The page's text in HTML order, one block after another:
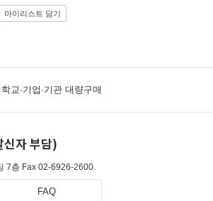
마이리스트 담기
학교·기업·기관 대량구매
자 부담)
7층 Fax 02-6926-2600
FAQ